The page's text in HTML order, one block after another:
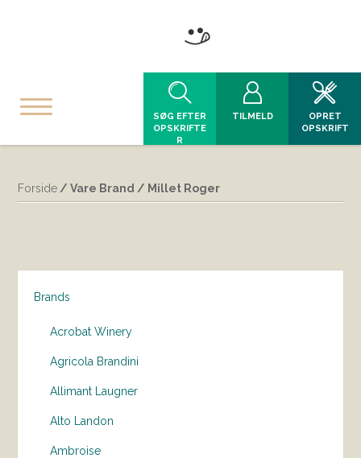
SØG EFTER
OPSKRIFTE
R
TILMELD
OPRET
OPSKRIFT
Forside / Vare Brand / Millet Roger
Brands
Acrobat Winery
Agricola Brandini
Allimant Laugner
Alto Landon
Ambroise